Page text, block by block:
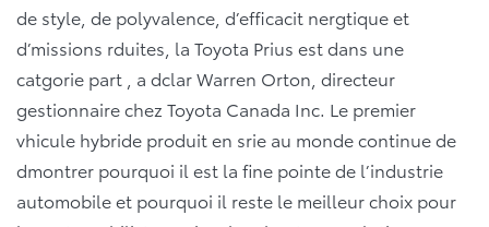
de style, de polyvalence, d’efficacit nergtique et
d’missions rduites, la Toyota Prius est dans une
catgorie part , a dclar Warren Orton, directeur
gestionnaire chez Toyota Canada Inc. Le premier
vhicule hybride produit en srie au monde continue de
dmontrer pourquoi il est la fine pointe de l’industrie
automobile et pourquoi il reste le meilleur choix pour